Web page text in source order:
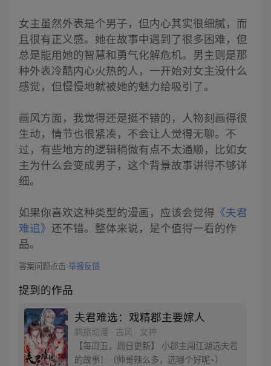
女主虽然外表是个男子，但内心其实很细腻，而
且很有正义感。她在故事中遇到了很多困难，但
总是能用她的智慧和勇气化解危机。男主则是那
种外表冷酷内心火热的人，一开始对女主没什么
感觉，但慢慢地就被她的魅力给吸引了。
画风方面，我觉得还是挺不错的，人物刻画得很
生动，情节也很紧凑，不会让人觉得无聊。不
过，有些地方的逻辑稍微有点不太通顺，比如女
主为什么会变成男子，这个背景故事讲得不够详
细。
如果你喜欢这种类型的漫画，应该会觉得 《夫君
难追》 还不错。整体来说，是个值得一看的作
品。
答案问题点击 举报反馈
提到的作品
夫君难选：戏精郡主要嫁人
羁旅动漫 · 古风 · 女神
【每周五，周日更新】 小郡主闯江湖选夫君
的故事！（帅哥辣么多，选哪个好呢~）